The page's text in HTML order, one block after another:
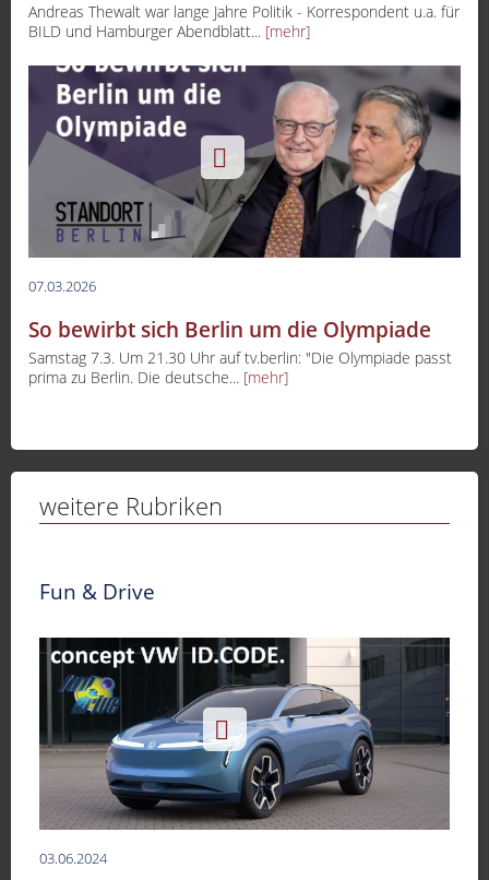
Andreas Thewalt war lange Jahre Politik - Korrespondent u.a. für
BILD und Hamburger Abendblatt... [mehr]
07.03.2026
So bewirbt sich Berlin um die Olympiade
Samstag 7.3. Um 21.30 Uhr auf tv.berlin: "Die Olympiade passt
prima zu Berlin. Die deutsche... [mehr]
weitere Rubriken
Fun & Drive
03.06.2024